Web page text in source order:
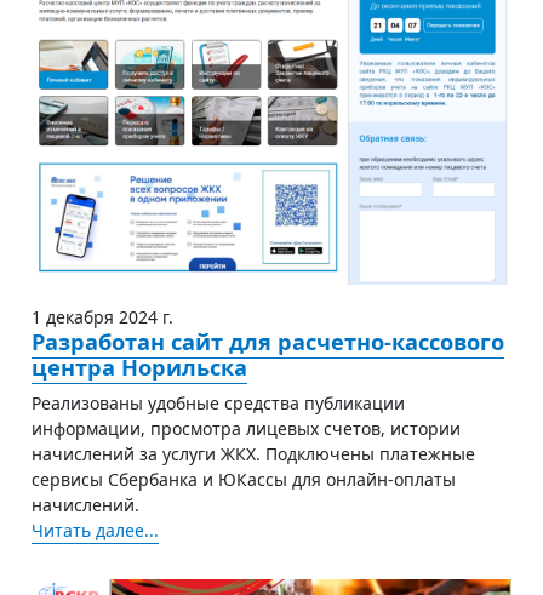
1 декабря 2024 г.
Разработан сайт для расчетно-кассового
центра Норильска
Реализованы удобные средства публикации
информации, просмотра лицевых счетов, истории
начислений за услуги ЖКХ. Подключены платежные
сервисы Сбербанка и ЮКассы для онлайн-оплаты
начислений.
Читать далее...